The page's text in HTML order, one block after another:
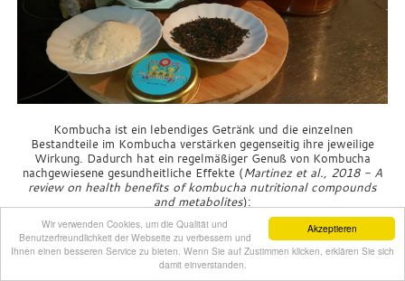
Akzeptieren
Wir verwenden Cookies, um die Qualität und
Benutzerfreundlichkeit der Webseite zu verbessern und
Ihnen einen besseren Service zu bieten. Wenn Sie auf Zustimmen klicken, erklären Sie sich
damit einverstanden.
Kombucha ist ein lebendiges Getränk und die einzelnen
Bestandteile im Kombucha verstärken gegenseitig ihre jeweilige
Wirkung. Dadurch hat ein regelmäßiger Genuß von Kombucha
nachgewiesene gesundheitliche Effekte (Martinez et al., 2018 - A
review on health benefits of kombucha nutritional compounds
and metabolites):
reduziert Cholesterinwerte
senkt den Blutdruck
verbessert die Leberaktivität
verbessert das Immunsystem